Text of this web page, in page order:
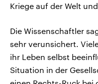
Kriege auf der Welt
Die Wissenschaftler
sehr verunsichert.
ihr Leben selbst
Situation in der